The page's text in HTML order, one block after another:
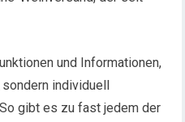
und Informationen,
individuell
gibt es zu fast jedem der